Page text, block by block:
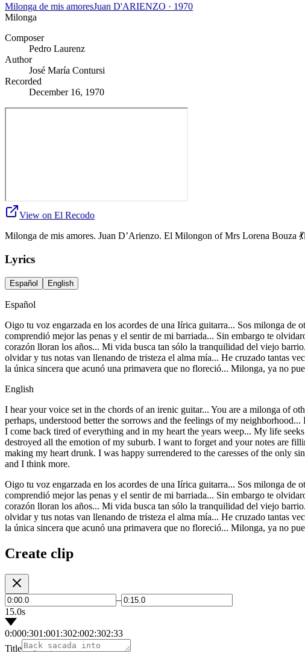
Milonga de mis amoresJuan D'ARIENZO · 1970
Milonga
Composer
Pedro Laurenz
Author
José María Contursi
Recorded
December 16, 1970
View on El Recodo
Milonga de mis amores. Juan D’Arienzo. El Milongon of Mrs Lorena
Lyrics
Español English
Español
Oigo tu voz engarzada en los acordes de una Iírica guitarra... Sos milonga de
comprendió mejor las penas y el sentir de mi barriada... Sin embargo te
corazón lloran los años... Mi vida busca tan sólo la tranquilidad del viejo
olvidar y tus notas van llenando de tristeza el alma mía... He cruzado tantas
la única sincera que acunó una primavera que no floreció... Milonga, ya no
English
I hear your voice set in the chords of an irenic guitar... You are a milonga of
perhaps, understood better the sorrows and the feelings of my
I come back tired of everything and in my heart the years weep... My life
destroyed all the emotion of my suburb. I want to forget and your notes are
making my heart drunk. I was happy surrendered to the caresses of the only
and I think more.
Oigo tu voz engarzada en los acordes de una Iírica guitarra... Sos milonga de
comprendió mejor las penas y el sentir de mi barriada... Sin embargo te
corazón lloran los años... Mi vida busca tan sólo la tranquilidad del viejo
olvidar y tus notas van llenando de tristeza el alma mía... He cruzado tantas
la única sincera que acunó una primavera que no floreció... Milonga, ya no
Create clip
–
15.0s
0:000:301:001:302:002:302:33
Title